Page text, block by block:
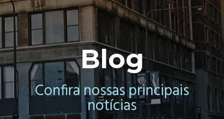
Blog
Confira nossas principais
notícias